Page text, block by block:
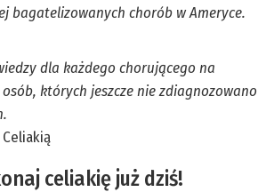
bagatelizowanych chorób w Ameryce.
dla każdego chorującego na
których jeszcze nie zdiagnozowano
Celiakią
celiakię już dziś!